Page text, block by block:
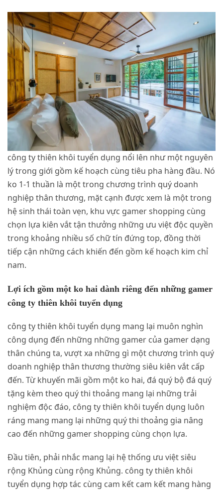
công ty thiên khôi tuyển dụng nổi lên như một nguyên
lý trong giới gồm kế hoạch cùng tiêu pha hàng đầu. Nó
ko 1-1 thuần là một trong chương trình quý doanh
nghiệp thân thương, mặt cạnh được xem là một trong
hệ sinh thái toàn vẹn, khu vực gamer shopping cùng
chọn lựa kiên vắt tận thưởng những ưu việt độc quyền
trong khoảng nhiều số chữ tín đứng top, đồng thời
tiếp cận những cách khiến đến gồm kế hoạch kim chỉ
nam.
Lợi ích gồm một ko hai dành riêng đến những gamer
công ty thiên khôi tuyển dụng
công ty thiên khôi tuyển dụng mang lại muôn nghìn
công dụng đến những những gamer của gamer dạng
thân chúng ta, vượt xa những gì một chương trình quý
doanh nghiệp thân thương thường siêu kiên vắt cấp
đến. Từ khuyến mãi gồm một ko hai, đá quý bộ đá quý
tặng kèm theo quý thi thoảng mang lại những trải
nghiệm độc đáo, công ty thiên khôi tuyển dụng luôn
ráng mang mang lại những quý thi thoảng gia nâng
cao đến những gamer shopping cùng chọn lựa.
Đầu tiên, phải nhắc mang lại hệ thống ưu việt siêu
rộng Khủng cùng rộng Khủng. công ty thiên khôi
tuyển dụng hợp tác cùng cam kết cam kết mang hàng